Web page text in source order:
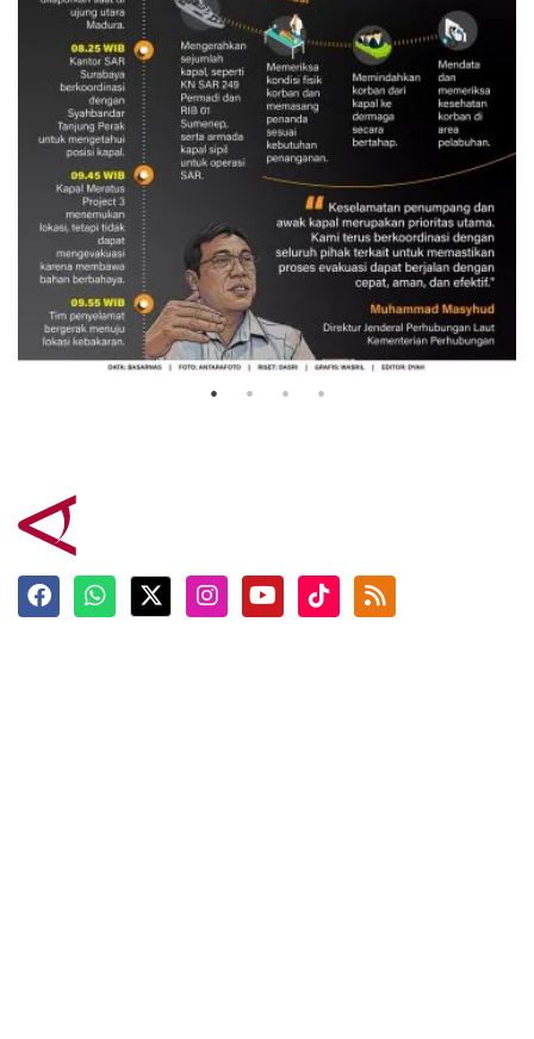
Evakuasi korban kebakaran KM
Mutiara Sentosa 2
3 Agustus 2026